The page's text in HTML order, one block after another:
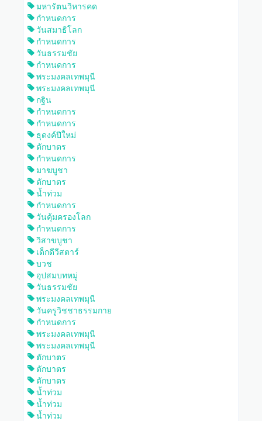
มหารัตนวิหารคด
กำหนดการ
วันสมาธิโลก
กำหนดการ
วันธรรมชัย
กำหนดการ
พระมงคลเทพมุนี
พระมงคลเทพมุนี
กฐิน
กำหนดการ
กำหนดการ
ธุดงค์ปีใหม่
ตักบาตร
กำหนดการ
มาฆบูชา
ตักบาตร
น้ำท่วม
กำหนดการ
วันคุ้มครองโลก
กำหนดการ
วิสาขบูชา
เด็กดีวีสตาร์
บวช
อุปสมบทหมู่
วันธรรมชัย
พระมงคลเทพมุนี
วันครูวิชชาธรรมกาย
กำหนดการ
พระมงคลเทพมุนี
พระมงคลเทพมุนี
ตักบาตร
ตักบาตร
ตักบาตร
น้ำท่วม
น้ำท่วม
น้ำท่วม